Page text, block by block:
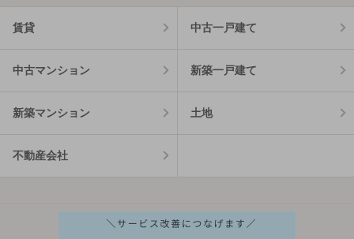
賃貸 中古一戸建て
中古マンション 新築一戸建て
新築マンション 土地
不動産会社